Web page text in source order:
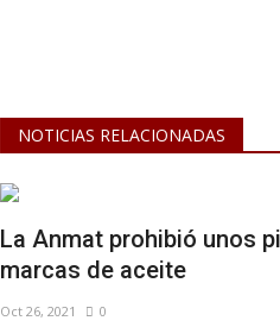
NOTICIAS RELACIONADAS
La Anmat prohibió unos
marcas de aceite
Oct 26, 2021 0